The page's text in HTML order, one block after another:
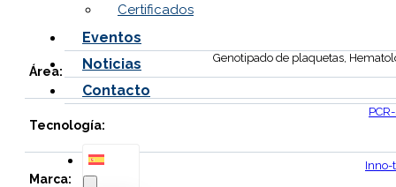
Certificados
Eventos
Noticias
Contacto
Área:
Genotipado de plaquetas,
Tecnología:
Marca:
Inno-